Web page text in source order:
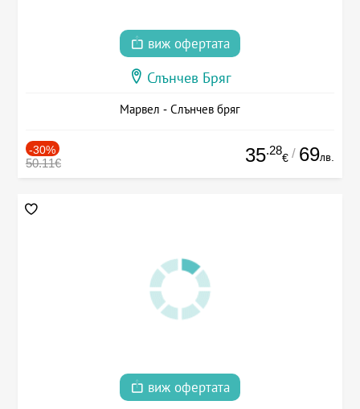
виж офертата
Слънчев Бряг
Марвел - Слънчев бряг
-30%
50.11€ 35.28
€ / 69лв.
виж офертата